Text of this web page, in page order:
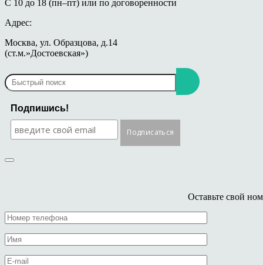
С 10 до 18 (пн–пт) или по договоренности
Адрес:
Москва, ул. Образцова, д.14
(ст.м.»Достоевская»)
Подпишись!
Оставьте свой